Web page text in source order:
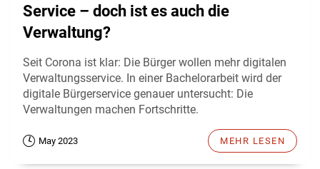
Service – doch ist es auch die
Verwaltung?
Seit Corona ist klar: Die Bürger wollen mehr digitalen
Verwaltungsservice. In einer Bachelorarbeit wird der
digitale Bürgerservice genauer untersucht: Die
Verwaltungen machen Fortschritte.
May 2023 MEHR LESEN